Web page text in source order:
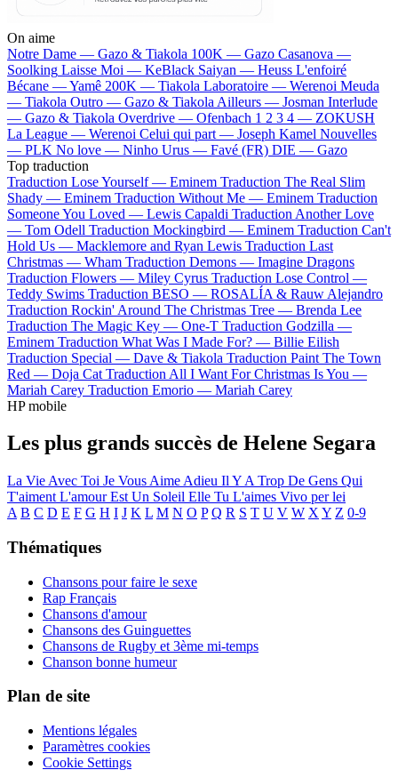
On aime
Notre Dame — Gazo & Tiakola 100K — Gazo Casanova —
Soolking Laisse Moi — KeBlack Saiyan — Heuss L'enfoiré
Bécane —Yamê 200K — Tiakola Laboratoire — Werenoi Meuda
— Tiakola Outro — Gazo & Tiakola Ailleurs — Josman Interlude
— Gazo & Tiakola Overdrive — Ofenbach 1 2 3 4 — ZOKUSH
La League — Werenoi Celui qui part — Joseph Kamel Nouvelles
— PLK No love — Ninho Urus — Favé (FR) DIE — Gazo
Top traduction
Traduction Lose Yourself — Eminem Traduction The Real Slim
Shady — Eminem Traduction Without Me — Eminem Traduction
Someone You Loved — Lewis Capaldi Traduction Another Love
— Tom Odell Traduction Mockingbird — Eminem Traduction Can't
Hold Us — Macklemore and Ryan Lewis Traduction Last
Christmas — Wham Traduction Demons — Imagine Dragons
Traduction Flowers — Miley Cyrus Traduction Lose Control —
Teddy Swims Traduction BESO — ROSALÍA & Rauw Alejandro
Traduction Rockin' Around The Christmas Tree — Brenda Lee
Traduction The Magic Key — One-T Traduction Godzilla —
Eminem Traduction What Was I Made For? — Billie Eilish
Traduction Special — Dave & Tiakola Traduction Paint The Town
Red — Doja Cat Traduction All I Want For Christmas Is You —
Mariah Carey Traduction Emorio — Mariah Carey
HP mobile
Les plus grands succès de Helene Segara
La Vie Avec Toi Je Vous Aime Adieu Il Y A Trop De Gens Qui
T'aiment L'amour Est Un Soleil Elle Tu L'aimes Vivo per lei
A B C D E F G H I J K L M N O P Q R S T U V W X Y Z 0-9
Thématiques
Chansons pour faire le sexe
Rap Français
Chansons d'amour
Chansons des Guinguettes
Chansons de Rugby et 3ème mi-temps
Chanson bonne humeur
Plan de site
Mentions légales
Paramètres cookies
Cookie Settings